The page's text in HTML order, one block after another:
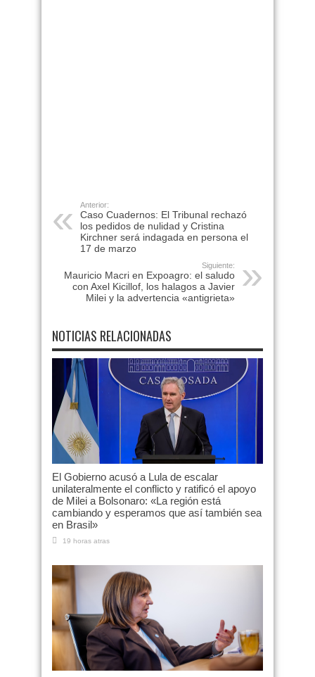
Anterior:
Caso Cuadernos: El Tribunal rechazó
los pedidos de nulidad y Cristina
Kirchner será indagada en persona el
17 de marzo
Siguiente:
Mauricio Macri en Expoagro: el saludo
con Axel Kicillof, los halagos a Javier
Milei y la advertencia «antigrieta»
NOTICIAS RELACIONADAS
El Gobierno acusó a Lula de escalar
unilateralmente el conflicto y ratificó el apoyo
de Milei a Bolsonaro: «La región está
cambiando y esperamos que así también sea
en Brasil»
19 horas atras